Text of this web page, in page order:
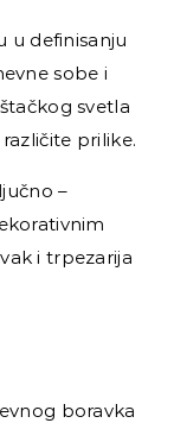
u definisanju
sobe i
svetla
prilike.
–
i trpezarija
boravka